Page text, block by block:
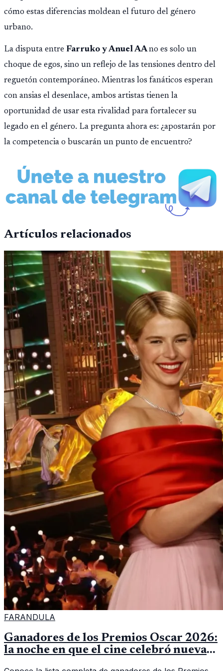
cómo estas diferencias moldean el futuro del género
urbano.
La disputa entre Farruko y Anuel AAno es solo un
choque de egos, sino un reflejo de las tensiones dentro del
reguetón contemporáneo. Mientras los fanáticos esperan
con ansias el desenlace, ambos artistas tienen la
oportunidad de usar esta rivalidad para fortalecer su
legado en el género. La pregunta ahora es: ¿apostarán por
la competencia o buscarán un punto de encuentro?
Artículos relacionados
FARANDULA
Ganadores de los Premios Oscar 2026:
la noche en que el cine celebró nuevas